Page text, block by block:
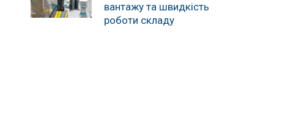
вантажу та швидкість
роботи складу